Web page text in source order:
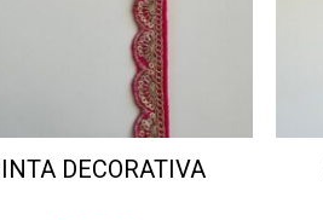
DECORATIVA